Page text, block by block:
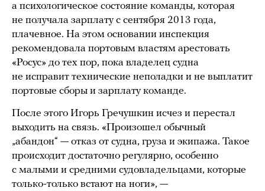
а психологическое состояние команды, которая
не получала зарплату с сентября 2013 года,
плачевное. На этом основании инспекция
рекомендовала портовым властям арестовать
«Росус» до тех пор, пока владелец судна
не исправит технические неполадки и не выплатит
портовые сборы и зарплату команде.
После этого Игорь Гречушкин исчез и перестал
выходить на связь. «Произошел обычный
„абандон“ — отказ от судна, груза и экипажа. Такое
происходит достаточно регулярно, особенно
с малыми и средними судовладельцами, которые
только-только встают на ноги», —